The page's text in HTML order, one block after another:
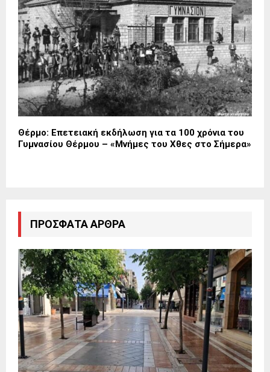
Θέρμο: Επετειακή εκδήλωση για τα 100 χρόνια του
Γυμνασίου Θέρμου – «Μνήμες του Χθες στο Σήμερα»
ΠΡΌΣΦΑΤΑ ΆΡΘΡΑ